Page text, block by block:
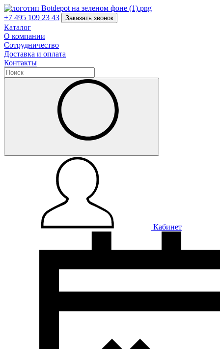
+7 495 109 23 43 Заказать звонок
Каталог
О компании
Сотрудничество
Доставка и оплата
Контакты
Кабинет